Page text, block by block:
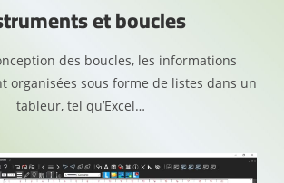
et boucles
des boucles, les informations
organisées sous forme de listes dans un
tableur, tel qu’Excel…